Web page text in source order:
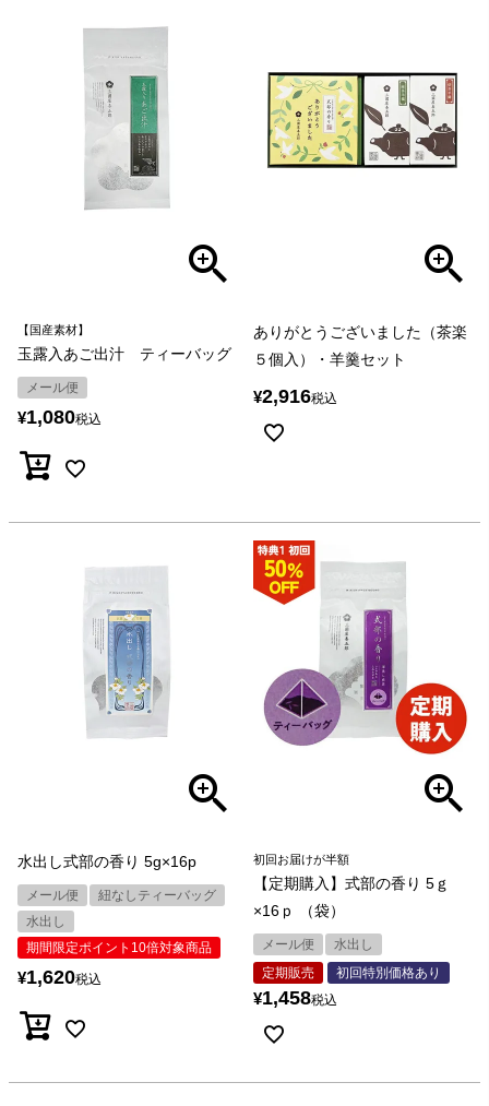
【国産素材】
玉露入あご出汁 ティーバッグ
メール便
¥1,080税込
ありがとうございました（茶楽
５個入）・羊羹セット
¥2,916税込
水出し式部の香り 5g×16p
メール便
紐なしティーバッグ
水出し
期間限定ポイント10倍対象商品
¥1,620税込
初回お届けが半額
【定期購入】式部の香り 5ｇ
×16ｐ （袋）
メール便
水出し
定期販売
初回特別価格あり
¥1,458税込